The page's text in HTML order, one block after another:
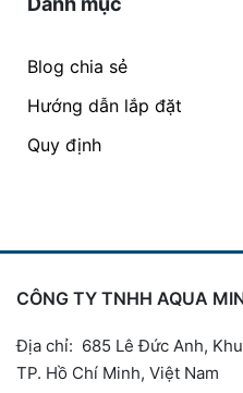
Blog chia sẻ
Hướng dẫn lắp đặt
Quy định
CÔNG TY TNHH AQUA
Địa chỉ: 685 Lê Đức Anh,
TP. Hồ Chí Minh, Việt Nam